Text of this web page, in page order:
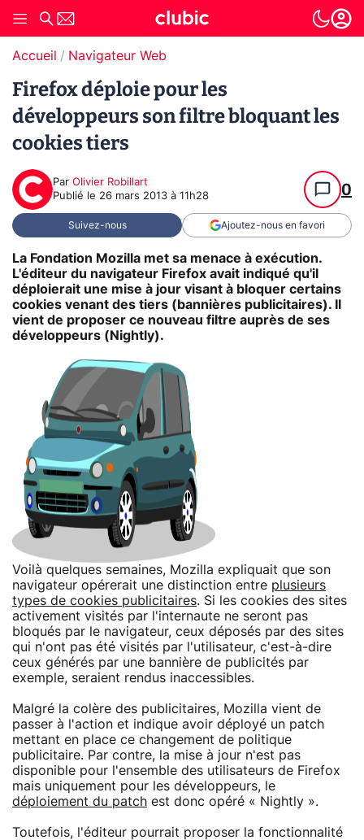
Accueil Navigateur Web
Firefox déploie pour les
développeurs son filtre bloquant les
cookies tiers
Par Olivier Robillart
Publié le 26 mars 2013 à 11h28 0
Suivez-nous Ajoutez-nous en favori
La Fondation Mozilla met sa menace à exécution.
L'éditeur du navigateur Firefox avait indiqué qu'il
déploierait une mise à jour visant à bloquer certains
cookies venant des tiers (bannières publicitaires). Il
vient de proposer ce nouveau filtre auprès de ses
développeurs (Nightly).
Voilà quelques semaines, Mozilla expliquait que son
navigateur opérerait une distinction entre plusieurs
types de cookies publicitaires. Si les cookies des sites
activement visités par l'internaute ne seront pas
bloqués par le navigateur, ceux déposés par des sites
qui n'ont pas été visités par l'utilisateur, c'est-à-dire
ceux générés par une bannière de publicités par
exemple, seraient rendus inaccessibles.
Malgré la colère des publicitaires, Mozilla vient de
passer à l'action et indique avoir déployé un patch
mettant en place ce changement de politique
publicitaire. Par contre, la mise à jour n'est pas
disponible pour l'ensemble des utilisateurs de Firefox
mais uniquement pour les développeurs, le
déploiement du patch est donc opéré « Nightly ».
Toutefois, l'éditeur pourrait proposer la fonctionnalité